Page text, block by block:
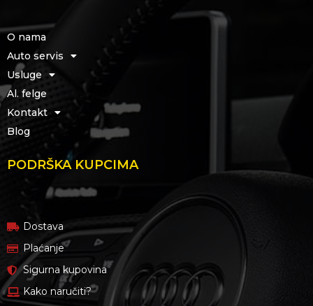
O nama
Auto servis
Usluge
Al. felge
Kontakt
Blog
PODRŠKA KUPCIMA
Dostava
Plaćanje
Sigurna kupovina
Kako naručiti?